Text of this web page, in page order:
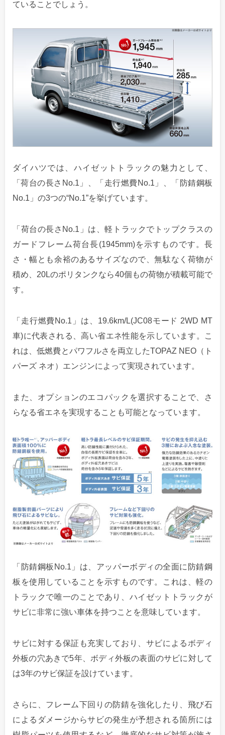
ていることでしょう。
ダイハツでは、ハイゼットトラックの魅力として、
「荷台の長さNo.1」、「走行燃費No.1」、「防錆鋼板
No.1」の3つの“No.1”を挙げています。
「荷台の長さNo.1」は、軽トラックでトップクラスの
ガードフレーム荷台長(1945mm)を示すものです。長
さ・幅とも余裕のあるサイズなので、無駄なく荷物が
積め、20Lのポリタンクなら40個もの荷物が積載可能で
す。
「走行燃費No.1」は、19.6km/L(JC08モード 2WD MT
車)に代表される、高い省エネ性能を示しています。こ
れは、低燃費とパワフルさを両立したTOPAZ NEO（ト
パーズ ネオ）エンジンによって実現されています。
また、オプションのエコパックを選択することで、さ
らなる省エネを実現することも可能となっています。
「防錆鋼板No.1」は、アッパーボディの全面に防錆鋼
板を使用していることを示すものです。これは、軽の
トラックで唯一のことであり、ハイゼットトラックが
サビに非常に強い車体を持つことを意味しています。
サビに対する保証も充実しており、サビによるボディ
外板の穴あきで5年、ボディ外板の表面のサビに対して
は3年のサビ保証を設けています。
さらに、フレーム下回りの防錆を強化したり、飛び石
によるダメージからサビの発生が予想される箇所には